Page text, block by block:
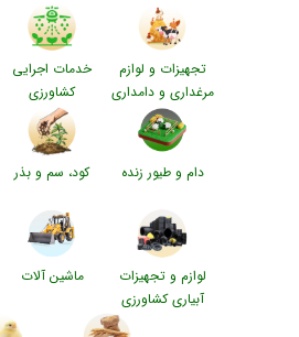
تجهیزات و لوازم
مرغداری و دامداری
خدمات اجرایی
کشاورزی
دام و طیور زنده کود، سم و بذر
لوازم و تجهیزات
آبیاری کشاورزی
ماشین آلات